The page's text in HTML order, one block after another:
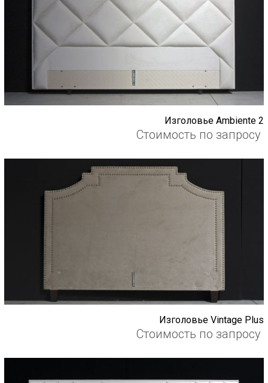
Изголовье Ambiente 2
Стоимость по запросу
Изголовье Vintage Plus
Стоимость по запросу